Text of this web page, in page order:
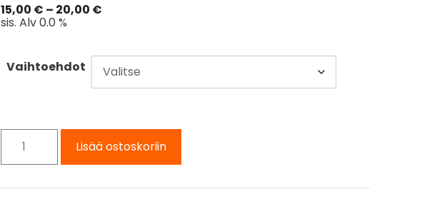
15,00 € – 20,00 €
sis. Alv 0.0 %
Vaihtoehdot
Lisää ostoskoriin